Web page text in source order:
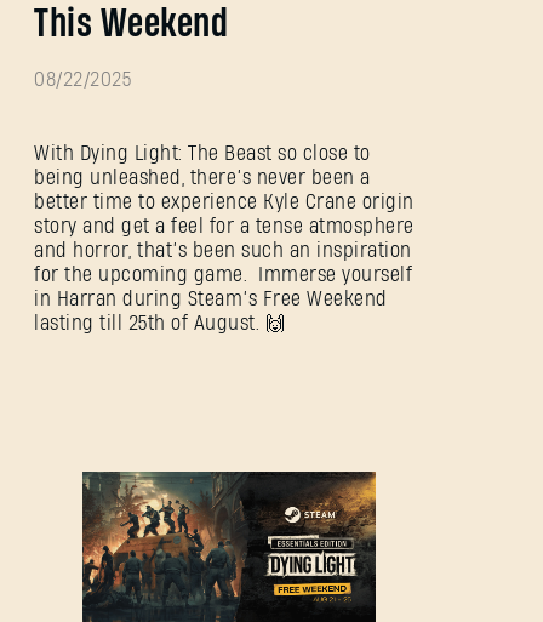
This Weekend
08/22/2025
With Dying Light: The Beast so close to
being unleashed, there’s never been a
better time to experience Kyle Crane origin
story and get a feel for a tense atmosphere
and horror, that’s been such an inspiration
for the upcoming game. Immerse yourself
in Harran during Steam’s Free Weekend
lasting till 25th of August. 🙌
ANMELDEN